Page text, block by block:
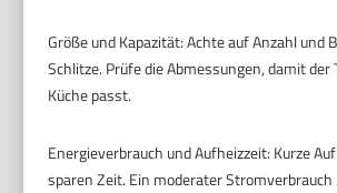
Größe und Kapazität: Achte auf Anzahl und
Schlitze. Prüfe die Abmessungen, damit der
Küche passt.
Energieverbrauch und Aufheizzeit: Kurze
sparen Zeit. Ein moderater